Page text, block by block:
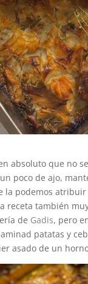
absoluto que no
poco de ajo,
la podemos
receta también
de Gadis, pero
patatas y
asado de un